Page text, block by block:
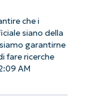
che i
siano della
garantirne
fare ricerche
AM
guidate